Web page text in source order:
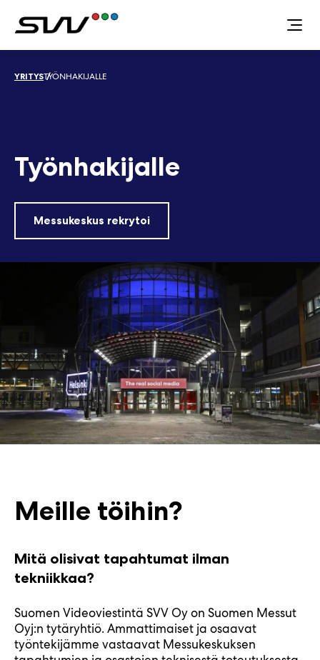
sisältöön
YRITYSTYÖNHAKIJALLE
Työnhakijalle
Messukeskus rekrytoi
Meille töihin?
Mitä olisivat tapahtumat ilman
tekniikkaa?
Suomen Videoviestintä SVV Oy on Suomen Messut
Oyj:n tytäryhtiö. Ammattimaiset ja osaavat
työntekijämme vastaavat Messukeskuksen